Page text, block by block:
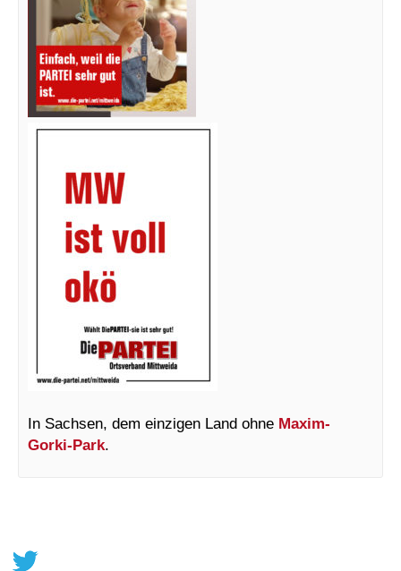
In Sachsen, dem einzigen Land ohne Maxim-
Gorki-Park.